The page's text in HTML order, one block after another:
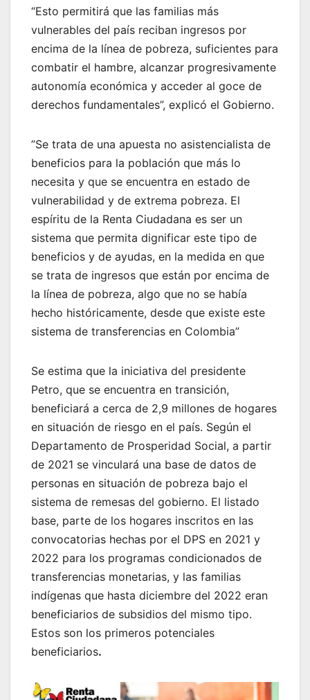
“Esto permitirá que las familias más
vulnerables del país reciban ingresos por
encima de la línea de pobreza, suficientes para
combatir el hambre, alcanzar progresivamente
autonomía económica y acceder al goce de
derechos fundamentales”, explicó el Gobierno.
”Se trata de una apuesta no asistencialista de
beneficios para la población que más lo
necesita y que se encuentra en estado de
vulnerabilidad y de extrema pobreza. El
espíritu de la Renta Ciudadana es ser un
sistema que permita dignificar este tipo de
beneficios y de ayudas, en la medida en que
se trata de ingresos que están por encima de
la línea de pobreza, algo que no se había
hecho históricamente, desde que existe este
sistema de transferencias en Colombia”
Se estima que la iniciativa del presidente
Petro, que se encuentra en transición,
beneficiará a cerca de 2,9 millones de hogares
en situación de riesgo en el país. Según el
Departamento de Prosperidad Social, a partir
de 2021 se vinculará una base de datos de
personas en situación de pobreza bajo el
sistema de remesas del gobierno. El listado
base, parte de los hogares inscritos en las
convocatorias hechas por el DPS en 2021 y
2022 para los programas condicionados de
transferencias monetarias, y las familias
indígenas que hasta diciembre del 2022 eran
beneficiarios de subsidios del mismo tipo.
Estos son los primeros potenciales
beneficiarios.